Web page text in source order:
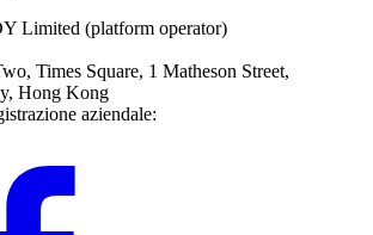
Limited (platform operator)
Times Square, 1 Matheson Street,
Hong Kong
aziendale: